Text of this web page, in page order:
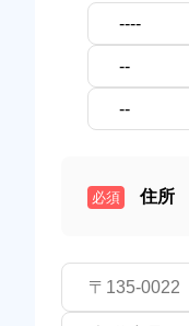
必須 住所